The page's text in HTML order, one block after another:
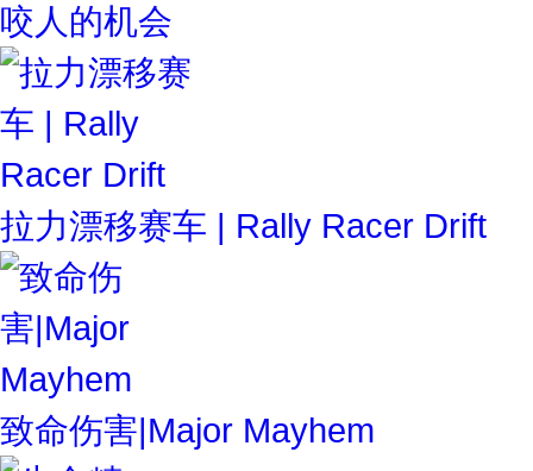
咬人的机会
拉力漂移赛车 | Rally Racer Drift
致命伤害|Major Mayhem